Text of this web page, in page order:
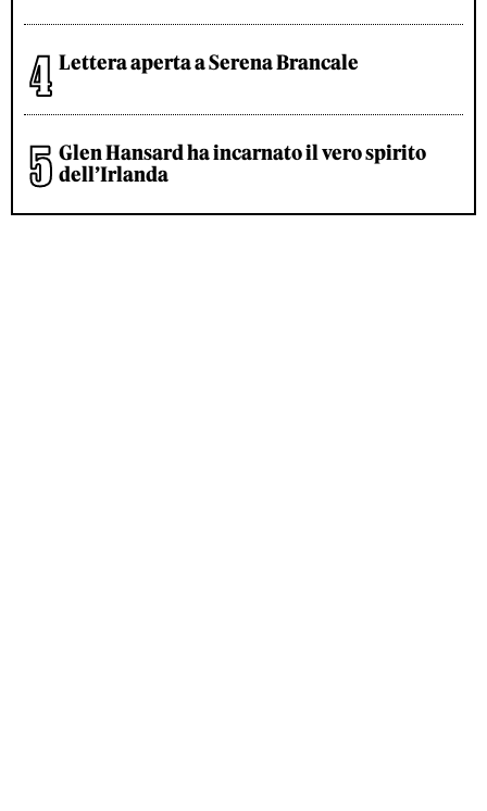
Lettera aperta a Serena Brancale
Glen Hansard ha incarnato il vero spirito
dell’Irlanda